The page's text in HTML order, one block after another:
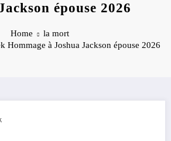
épouse 2026
Home
la mort
Hommage à Joshua Jackson épouse 2026